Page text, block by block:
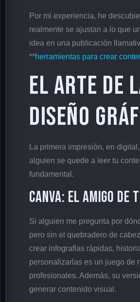
Por mi experiencia, he
realmente se ajustan a lo que
idea en una publicación
**herramientas para crear
El Arte de
Diseño
La primera impresión, en
alguien se quede a leer tu
fundamental.
Canva: El Amigo de
Si alguien me pregunta por
pero sin el quebradero de
crear infografías rápidas,
personalizarlas es un juego de
profesionales. Además, su
generar contenido visual.